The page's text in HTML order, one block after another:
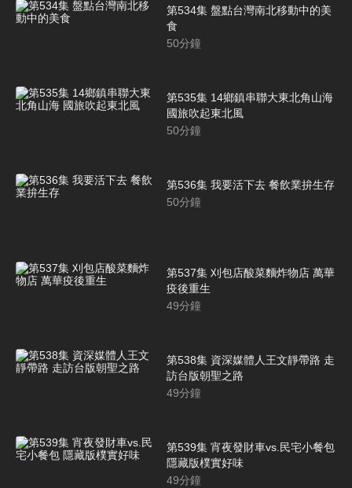
第534集 盤點台灣南北移動中的美
食
50分鐘
第535集 14鄉鎮串聯大東北角山海
國旅吹起東北風
50分鐘
第536集 我要活下去 餐飲業拚生存
50分鐘
第537集 刈包店酸菜麵炸物店 萬華
疫後重生
49分鐘
第538集 資深媒體人王文靜帶路 走
訪台版朝聖之路
49分鐘
第539集 宵夜發財車vs.民宅小餐包
隱藏版樸實好味
49分鐘